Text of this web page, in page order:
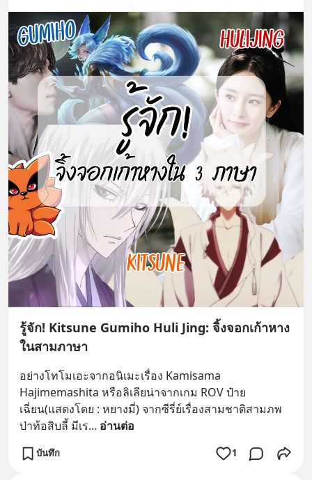
รู้จัก! Kitsune Gumiho Huli Jing: จิ้งจอกเก้าหาง
ในสามภาษา
อย่างโทโมเอะจากอนิเมะเรื่อง Kamisama
Hajimemashita หรือลิเลียน่าจากเกม ROV ป๋าย
เฉี่ยน(แสดงโดย : หยางมี่) จากซีรี่ย์เรื่องสามชาติสามภพ
ป่าท้อสิบลี้ มีเร... อ่านต่อ
บันทึก 1